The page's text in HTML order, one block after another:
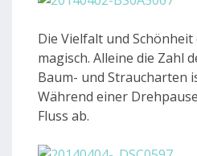
Die Vielfalt und
magisch. Alleine die Zahl
Baum- und Straucharten
Während einer
Fluss ab.